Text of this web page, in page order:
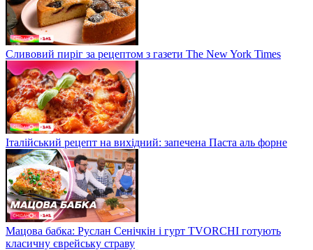
Сливовий пиріг за рецептом з газети The New York Times
Італійський рецепт на вихідний: запечена Паста аль форне
Мацова бабка: Руслан Сенічкін і гурт TVORCHI готують
класичну єврейську страву